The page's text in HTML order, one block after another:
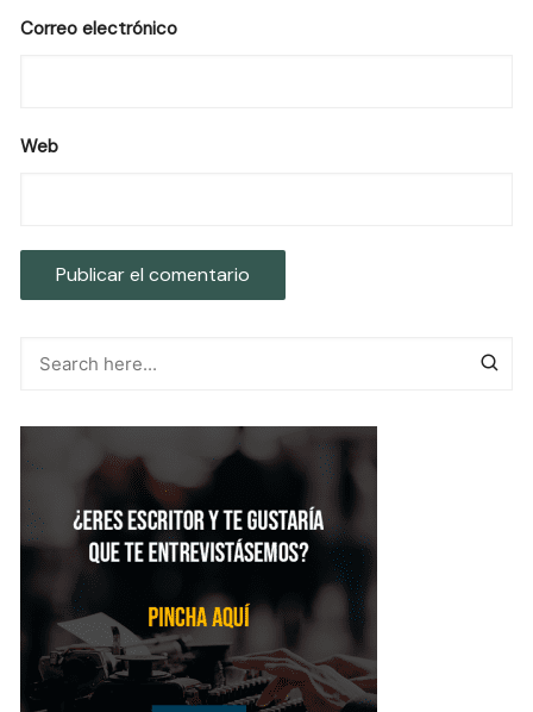
Correo electrónico
Web